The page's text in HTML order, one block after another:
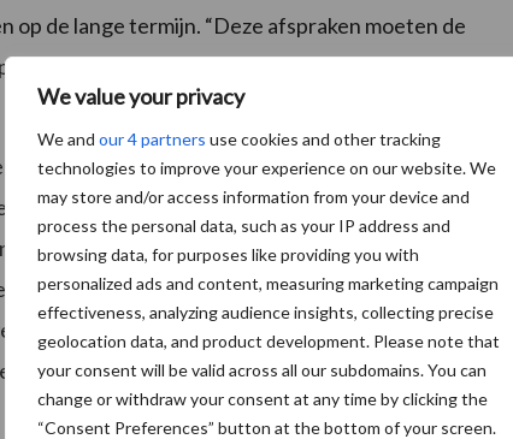
We value your privacy
We and our 4 partners use cookies and other tracking
technologies to improve your experience on our website. We
may store and/or access information from your device and
process the personal data, such as your IP address and
browsing data, for purposes like providing you with
personalized ads and content, measuring marketing campaign
effectiveness, analyzing audience insights, collecting precise
geolocation data, and product development. Please note that
your consent will be valid across all our subdomains. You can
change or withdraw your consent at any time by clicking the
“Consent Preferences” button at the bottom of your screen.
de lange termijn. “Deze afspraken moeten de
die in de lijn ligt met het Europese
initiatieven die de sector versterken,
onderzoek, productinnovatie en
aanpak om de prijzen te stabiliseren en de
De Belgische voedingsindustrie koopt 2/3 van
en blijft dan ook onlosmakelijk verbonden voor het
correcte prijs.”